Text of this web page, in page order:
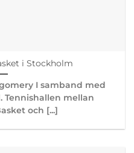
i Stockholm
I samband med
Tennishallen mellan
och [...]